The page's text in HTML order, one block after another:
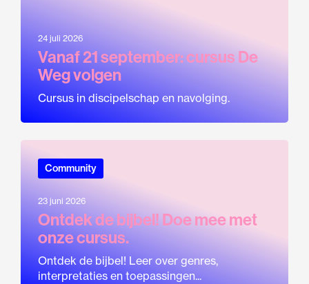
24 juli 2026
Vanaf 21 september: cursus De
Weg volgen
Cursus in discipelschap en navolging.
Community
23 juni 2026
Ontdek de bijbel! Doe mee met
onze cursus.
Ontdek de bijbel! Leer over genres,
interpretaties en toepassingen...